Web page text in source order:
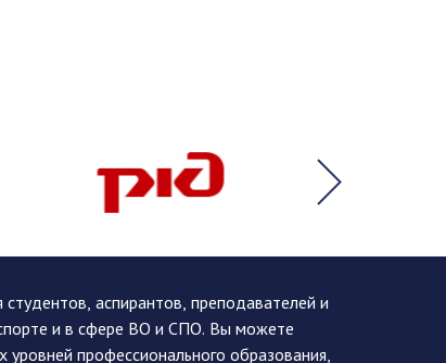
аспирантов, преподавателей и
и в сфере ВО и СПО. Вы можете
профессионального образования,